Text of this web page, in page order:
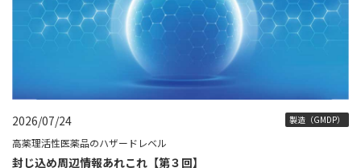
2026/07/24 製造（GMDP）
高薬理活性医薬品のハザードレベル
封じ込め周辺情報あれこれ【第３回】